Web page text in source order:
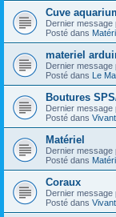
Cuve
Dernier message
Posté dans
materiel
Dernier message
Posté dans Le
Boutures
Dernier message
Posté dans Vivant
Matériel
Dernier message
Posté dans
Coraux
Dernier message
Posté dans Vivant